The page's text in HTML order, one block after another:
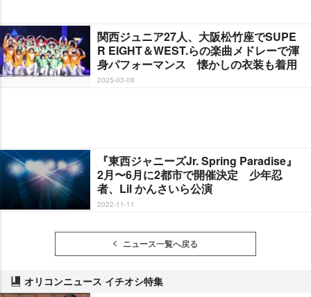
関西ジュニア27人、大阪松竹座でSUPE
R EIGHT＆WEST.らの楽曲メドレーで渾
身パフォーマンス 懐かしの衣装も着用
2025-03-08
『東西ジャニーズJr. Spring Paradise』
2月〜6月に2都市で開催決定 少年忍
者、Lil かんさいら公演
2022-11-11
ニュース一覧へ戻る
オリコンニュース イチオシ特集